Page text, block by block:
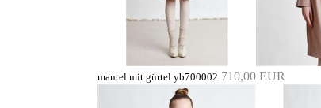
mantel mit gürtel yb700002 710,00 EUR